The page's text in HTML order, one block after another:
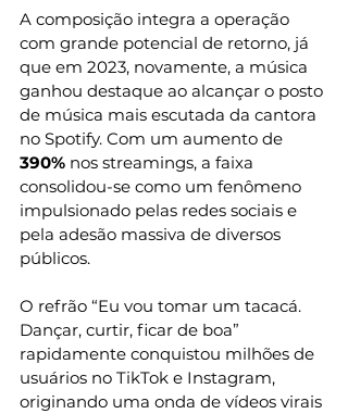
A composição integra a operação
com grande potencial de retorno, já
que em 2023, novamente, a música
ganhou destaque ao alcançar o posto
de música mais escutada da cantora
no Spotify. Com um aumento de
390% nos streamings, a faixa
consolidou-se como um fenômeno
impulsionado pelas redes sociais e
pela adesão massiva de diversos
públicos.
O refrão “Eu vou tomar um tacacá.
Dançar, curtir, ficar de boa”
rapidamente conquistou milhões de
usuários no TikTok e Instagram,
originando uma onda de vídeos virais